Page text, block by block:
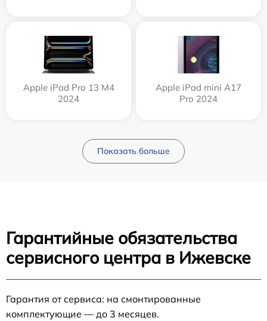
Apple iPad Pro 13 M4
2024
Apple iPad mini A17
Pro 2024
Показать больше
Гарантийные обязательства
сервисного центра в Ижевске
Гарантия от сервиса: на смонтированные
комплектующие — до 3 месяцев.